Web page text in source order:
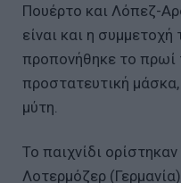
Πουέρτο και Λόπεζ-
είναι και η
προπονήθηκε το πρωί
προστατευτική
μύτη.
Το παιχνίδι
Λοτερμόζερ